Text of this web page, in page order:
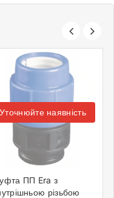
Уточнюйте наявність
ПП Era з
різьбою